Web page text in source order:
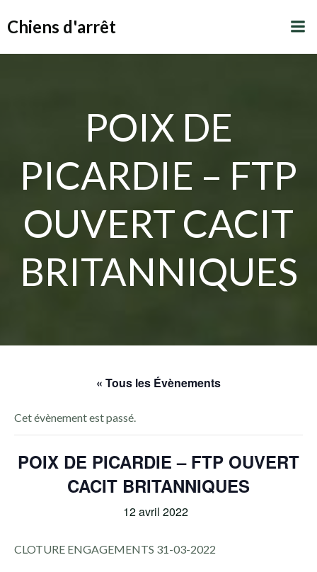
Chiens d'arrêt
POIX DE
PICARDIE – FTP
OUVERT CACIT
BRITANNIQUES
« Tous les Évènements
Cet évènement est passé.
POIX DE PICARDIE – FTP OUVERT
CACIT BRITANNIQUES
12 avril 2022
CLOTURE ENGAGEMENTS 31-03-2022